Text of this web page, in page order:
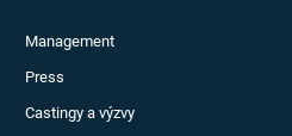
Management
Press
Castingy a výzvy